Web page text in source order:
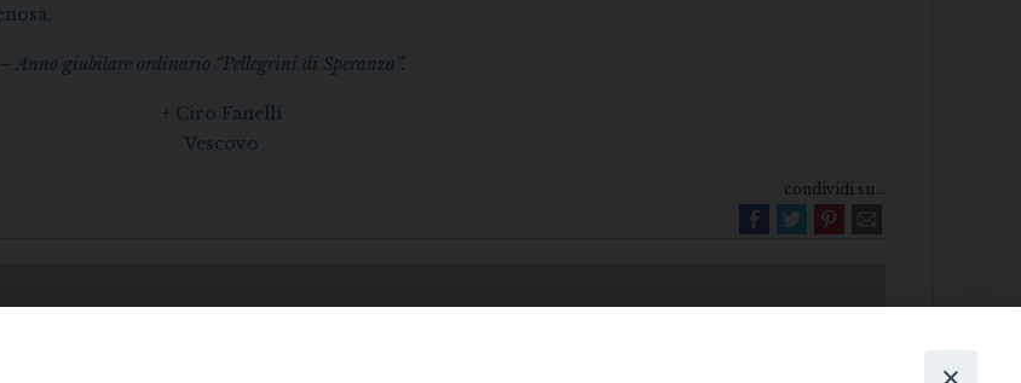
Anno giubilare ordinario “Pellegrini di Speranza”.
+ Ciro Fanelli
Vescovo
condividi su...